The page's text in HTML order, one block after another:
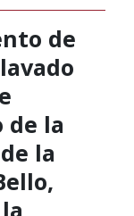
de
de la
la